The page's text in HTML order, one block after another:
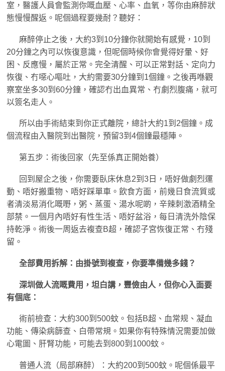
室，醫護人員會監測你嘅血壓、心率、血氧，等你由麻醉狀
態慢慢醒返。呢個過程要幾耐？聽好：
麻醉停止之後，大約3到10分鐘你就開始有感覺，10到
20分鐘之內可以恢復意識，但呢個時候你會覺得好暈、好
困、反應慢，屬於正常。完全清醒、可以正常對話、定向力
恢復、冇噁心嘔吐，大約需要30分鐘到1個鐘。之後再喺觀
察室坐多30到60分鐘，確認冇出血異常、冇劇烈腹痛，就可
以簽名走人。
所以由手術結束到你正式離院，總計大約1到2個鐘。成
個流程由入醫院到出醫院，預留3到4個鐘最穩陣。
第五步：術後回家（先至係真正開始養）
回到屋企之後，你需要臥床休息2到3日，唔好做劇烈運
動、唔好搬重物、唔好踩單車。飲食方面，前幾日食流質或
者清淡易消化嘅嘢，粥、蒸蛋、湯水呢啲，辛辣刺激酒精全
部禁。一個月內唔好有性生活、唔好盆浴，每日清洗外陰保
持乾淨。術後一周返去複查B超，確認子宮恢復正常、冇殘
留。
全部費用拆解：由掛號到複查，你要準備幾多錢？
深圳做人流嘅費用，坦白講，豐儉由人，但你心入面要
有個底：
術前檢查：大約300到500蚊。包括B超、血常规、凝血
功能、傳染病篩查、白帶常規。如果你有特殊情況需要加做
心電圖、肝腎功能，可能去到800到1000蚊。
普通人流（局部麻醉）：大約200到500蚊。呢個係最平